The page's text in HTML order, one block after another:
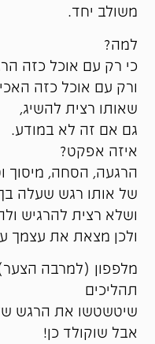
משולב יחד.
למה?
כי רק עם אוכל כזה
ורק עם אוכל כזה
שאותו רצית להשיג,
גם אם זה לא במודע.
איזה אפקט?
הרגעה, הסחה, מיסוך
של אותו רגש שעלה
ושלא רצית להרגיש
ולכן מצאת את עצמך
מלפפון (למרבה
תהליכים
שיטשטשו את הרגש
אבל שוקולד כן!